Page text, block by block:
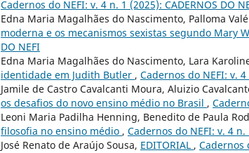
Cadernos do NEFI: v. 4 n. 1 (2025): CADERNOS DO
Edna Maria Magalhães do Nascimento, Palloma
moderna e os mecanismos sexistas segundo Mary
DO NEFI
Edna Maria Magalhães do Nascimento, Lara
identidade em Judith Butler , Cadernos do NEFI: v. 4
Jamile de Castro Cavalcanti Moura, Aluizio
os desafios do novo ensino médio no Brasil ,
Leoni Maria Padilha Henning, Benedito de Paula
filosofia no ensino médio , Cadernos do NEFI: v. 4 n.
José Renato de Araújo Sousa, EDITORIAL , Cadernos